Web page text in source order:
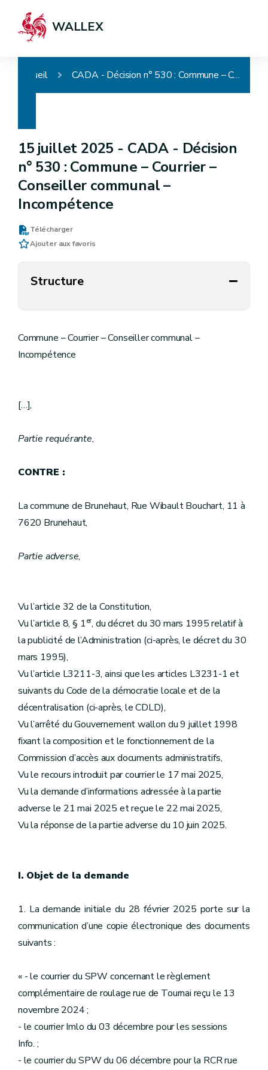
WALLEX
Accueil CADA - Décision n° 530 : Commune – Courrier – Conseiller communal – Incompétence
15 juillet 2025 - CADA - Décision
n° 530 : Commune – Courrier –
Conseiller communal –
Incompétence
Télécharger
Ajouter aux favoris
Structure
Commune – Courrier – Conseiller communal –
Incompétence
[…],
Partie requérante,
CONTRE :
La commune de Brunehaut, Rue Wibault Bouchart, 11 à
7620 Brunehaut,
Partie adverse,
Vu l’article 32 de la Constitution,
Vu l’article 8, § 1er, du décret du 30 mars 1995 relatif à
la publicité de l’Administration (ci-après, le décret du 30
mars 1995),
Vu l’article L3211-3, ainsi que les articles L3231-1 et
suivants du Code de la démocratie locale et de la
décentralisation (ci-après, le CDLD),
Vu l’arrêté du Gouvernement wallon du 9 juillet 1998
fixant la composition et le fonctionnement de la
Commission d’accès aux documents administratifs,
Vu le recours introduit par courrier le 17 mai 2025,
Vu la demande d’informations adressée à la partie
adverse le 21 mai 2025 et reçue le 22 mai 2025,
Vu la réponse de la partie adverse du 10 juin 2025.
I. Objet de la demande
1. La demande initiale du 28 février 2025 porte sur la
communication d’une copie électronique des documents
suivants :
« - le courrier du SPW concernant le règlement
complémentaire de roulage rue de Tournai reçu le 13
novembre 2024 ;
- le courrier Imlo du 03 décembre pour les sessions
Info. ;
- le courrier du SPW du 06 décembre pour la RCR rue